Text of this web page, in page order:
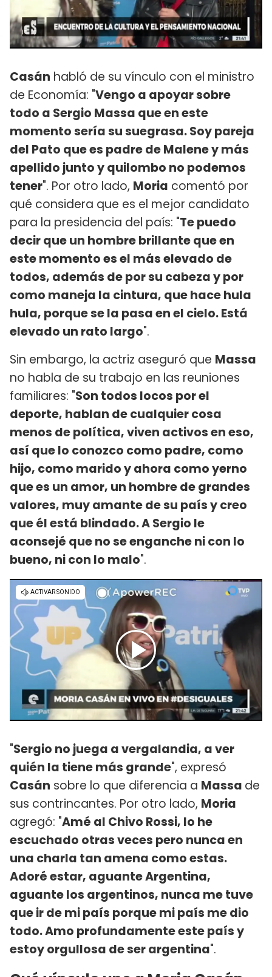
Casán habló de su vínculo con el ministro
de Economía: "Vengo a apoyar sobre
todo a Sergio Massa que en este
momento sería su suegrasa. Soy pareja
del Pato que es padre de Malene y más
apellido junto y quilombo no podemos
tener". Por otro lado, Moria comentó por
qué considera que es el mejor candidato
para la presidencia del país: "Te puedo
decir que un hombre brillante que en
este momento es el más elevado de
todos, además de por su cabeza y por
como maneja la cintura, que hace hula
hula, porque se la pasa en el cielo. Está
elevado un rato largo".
Sin embargo, la actriz aseguró que Massa
no habla de su trabajo en las reuniones
familiares: "Son todos locos por el
deporte, hablan de cualquier cosa
menos de política, viven activos en eso,
así que lo conozco como padre, como
hijo, como marido y ahora como yerno
que es un amor, un hombre de grandes
valores, muy amante de su país y creo
que él está blindado. A Sergio le
aconsejé que no se enganche ni con lo
bueno, ni con lo malo".
"Sergio no juega a vergalandia, a ver
quién la tiene más grande", expresó
Casán sobre lo que diferencia a Massa de
sus contrincantes. Por otro lado, Moria
agregó: "Amé al Chivo Rossi, lo he
escuchado otras veces pero nunca en
una charla tan amena como estas.
Adoré estar, aguante Argentina,
aguante los argentinos, nunca me tuve
que ir de mi país porque mi país me dio
todo. Amo profundamente este país y
estoy orgullosa de ser argentina".